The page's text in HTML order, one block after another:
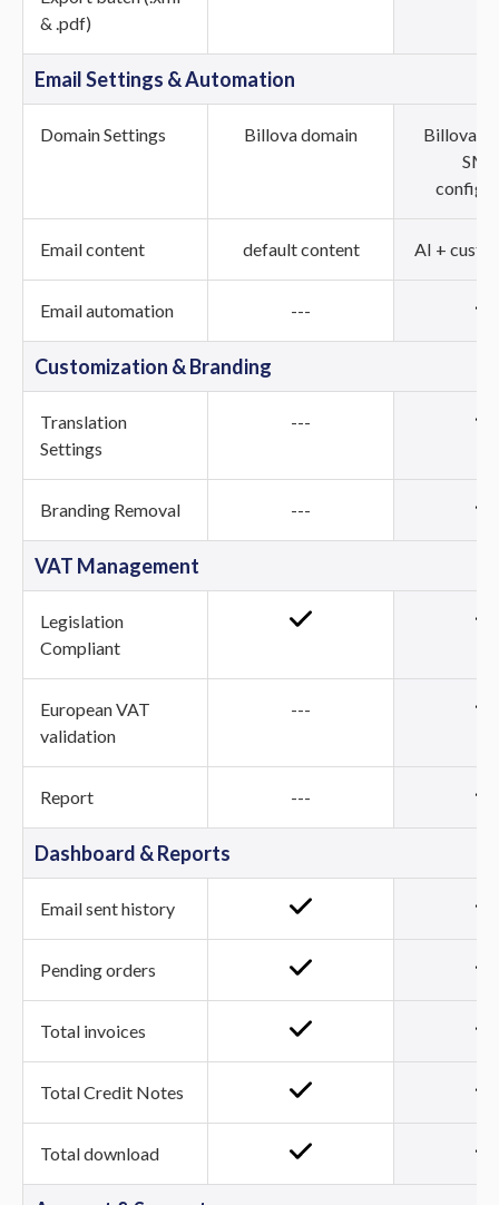
& .pdf)
Email Settings & Automation
Domain Settings Billova domain
Billova
Email content default content AI +
Email automation ---
Customization & Branding
Translation
Settings
---
Branding Removal ---
VAT Management
Legislation
Compliant
European VAT
validation
---
Report ---
Dashboard & Reports
Email sent history
Pending orders
Total invoices
Total Credit Notes
Total download